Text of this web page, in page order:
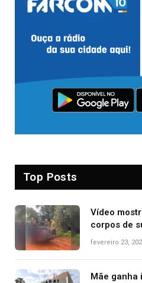
Top Posts
Vídeo
corpos de
confronto
fevereiro 23,
Mãe ganha